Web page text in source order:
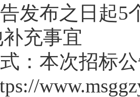
发布之日起5
充事宜
：本次招标